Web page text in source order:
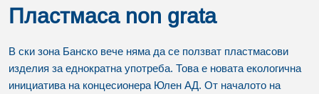
Пластмаса non grata
В ски зона Банско вече няма да се ползват пластмасови
изделия за еднократна употреба. Това е новата екологична
инициатива на концесионера Юлен АД. От началото на